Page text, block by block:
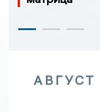
АВГУСТ